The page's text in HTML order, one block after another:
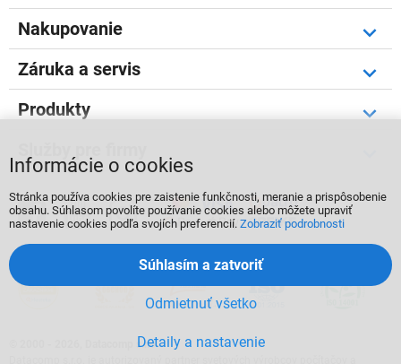
Nakupovanie
Záruka a servis
Produkty
  
2000 - 2026, Datacomp s.r.o.
Informácie o cookies
Stránka používa cookies pre zaistenie funkčnosti, meranie a prispôsobenie
obsahu. Súhlasom povolíte používanie cookies alebo môžete upraviť
nastavenie cookies podľa svojích preferencií. Zobraziť podrobnosti
Detaily a nastavenie
Odmietnuť všetko
Súhlasím a zatvoriť